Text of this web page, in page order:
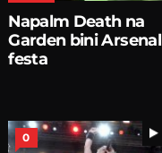
Napalm Death na
Garden bini Arsenal
festa
0